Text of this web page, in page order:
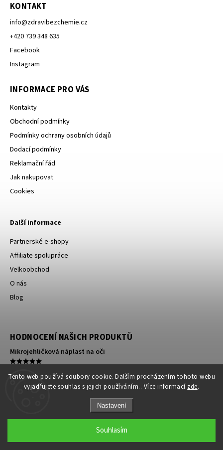
Tento web používá soubory cookie. Dalším procházením tohoto webu
vyjadřujete souhlas s jejich používáním.. Více informací zde.
Nastavení
Souhlasím
KONTAKT
info@zdravibezchemie.cz
+420 739 348 635
Facebook
Instagram
INFORMACE PRO VÁS
Kontakty
Obchodní podmínky
Podmínky ochrany osobních údajů
Dodací podmínky
Reklamační řád
Jak nakupovat
Cookies
Další informace
Partnerské e-shopy
Affiliate spolupráce
Velkoobchod
O nás
Blog
HODNOCENÍ NAŠICH PRODUKTŮ
Mikrojehličková náplast na oči
Kompresní ortéza na koleno
140 silné kompresní punčochy s patou a lemem antibakteriální
Copyright 2026Zdraví bez chemie